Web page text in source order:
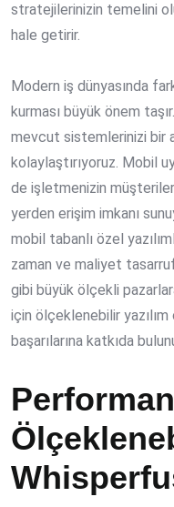
stratejilerinizin temelini
hale getirir.
Modern iş dünyasında
kurması büyük önem
mevcut sistemlerinizi bir
kolaylaştırıyoruz. Mobil
de işletmenizin
yerden erişim imkanı
mobil tabanlı özel
zaman ve maliyet
gibi büyük ölçekli
için ölçeklenebilir
başarılarına katkıda